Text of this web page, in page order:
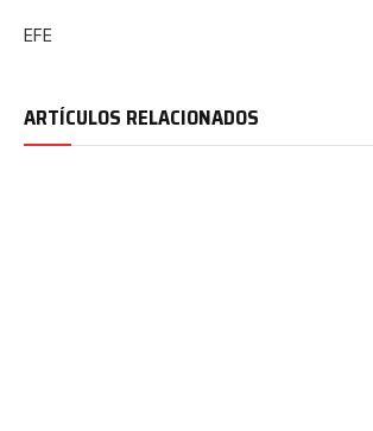
EFE
ARTÍCULOS RELACIONADOS